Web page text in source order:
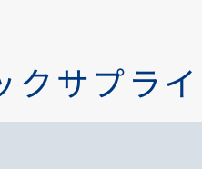
クサプラ